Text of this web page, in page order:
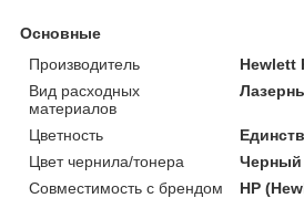
Основные
Производитель
Hewlett
Вид расходных
материалов
Цветность
Цвет чернила/тонера
Черный
Совместимость с брендом
HP